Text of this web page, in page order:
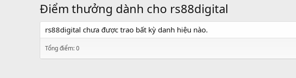
Điểm thưởng dành cho rs88digital
rs88digital chưa được trao bất kỳ danh hiệu nào.
Tổng điểm: 0